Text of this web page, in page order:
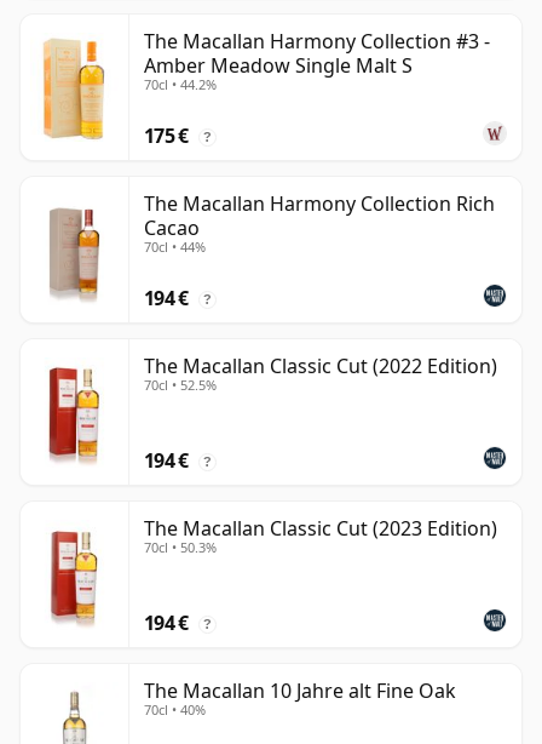
The Macallan Harmony Collection #3 -
Amber Meadow Single Malt S
70cl • 44.2%
175 € ?
The Macallan Harmony Collection Rich
Cacao
70cl • 44%
194 € ?
The Macallan Classic Cut (2022 Edition)
70cl • 52.5%
194 € ?
The Macallan Classic Cut (2023 Edition)
70cl • 50.3%
194 € ?
The Macallan 10 Jahre alt Fine Oak
70cl • 40%